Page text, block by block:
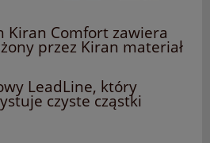
Kiran Comfort zawiera
przez Kiran materiał
LeadLine, który
czyste cząstki